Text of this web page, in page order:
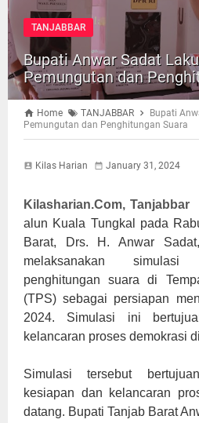
TANJABBAR
Bupati Anwar Sadat
Pemungutan dan
Home TANJABBAR
Bupati
Pemungutan dan Penghitungan Suara
Kilas Harian January 31, 2024
Kilasharian.Com, Tanjabbar
alun Kuala Tungkal pada
Barat, Drs. H. Anwar
melaksanakan
penghitungan suara di
(TPS) sebagai persiapan
2024. Simulasi ini
kelancaran proses demokrasi
Simulasi tersebut
kesiapan dan kelancaran
datang. Bupati Tanjab Barat